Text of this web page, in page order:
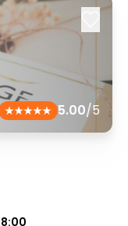
5.00/5